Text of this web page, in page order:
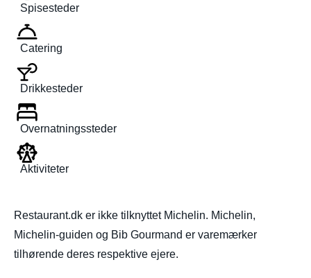
Spisesteder
Catering
Drikkesteder
Overnatningssteder
Aktiviteter
Restaurant.dk er ikke tilknyttet Michelin. Michelin,
Michelin-guiden og Bib Gourmand er varemærker
tilhørende deres respektive ejere.